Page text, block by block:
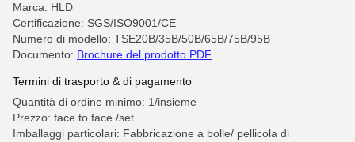
Marca: HLD
Certificazione: SGS/ISO9001/CE
Numero di modello: TSE20B/35B/50B/65B/75B/95B
Documento: Brochure del prodotto PDF
Termini di trasporto & di pagamento
Quantità di ordine minimo: 1/insieme
Prezzo: face to face /set
Imballaggi particolari: Fabbricazione a bolle/ pellicola di